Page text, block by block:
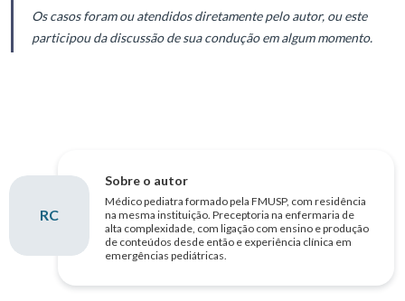
Os casos foram ou atendidos diretamente pelo autor, ou este
participou da discussão de sua condução em algum momento.
RC
Sobre o autor
Médico pediatra formado pela FMUSP, com residência
na mesma instituição. Preceptoria na enfermaria de
alta complexidade, com ligação com ensino e produção
de conteúdos desde então e experiência clínica em
emergências pediátricas.